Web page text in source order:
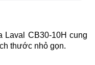
Laval CB30-10H cung
thước nhỏ gọn.